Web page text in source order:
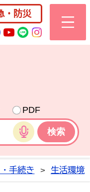
桜川市公式ホー
・防災
市公式Twitter
桜川市公式
桜川市公式
桜川市公式
PDF
音声検索
手続き > 生活環境